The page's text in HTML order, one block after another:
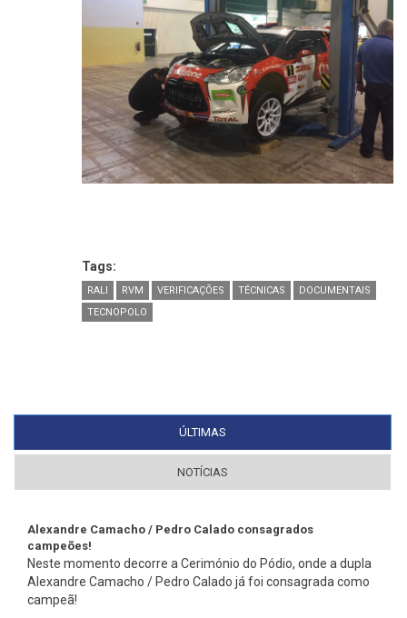
Tags:
RALI RVM VERIFICAÇÕES TÉCNICAS
DOCUMENTAIS
TECNOPOLO
ÚLTIMAS
NOTÍCIAS
Alexandre Camacho / Pedro Calado consagrados
campeões!
Neste momento decorre a Cerimónio do Pódio, onde a dupla
Alexandre Camacho / Pedro Calado já foi consagrada como
campeã!